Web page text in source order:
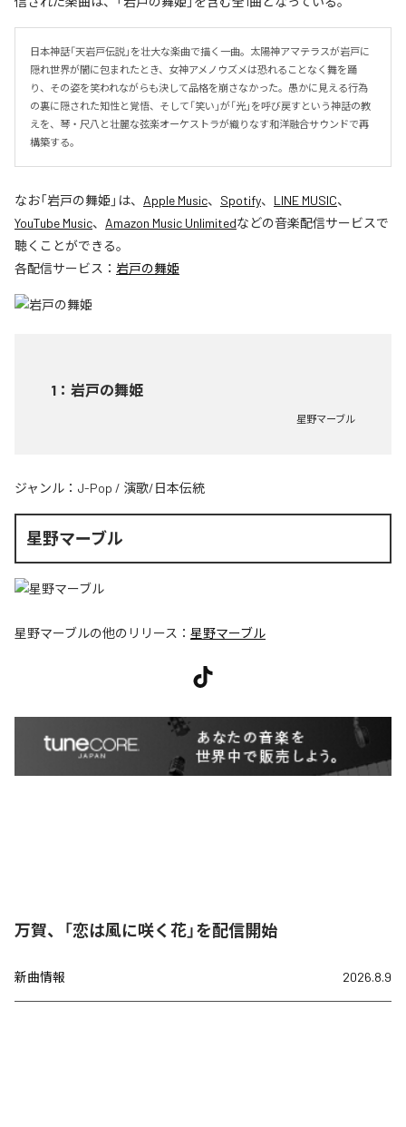
日本神話「天岩戸伝説」を壮大な楽曲で描く一曲。太陽神アマテラスが岩戸に
隠れ世界が闇に包まれたとき、女神アメノウズメは恐れることなく舞を踊
り、その姿を笑われながらも決して品格を崩さなかった。愚かに見える行為
の裏に隠された知性と覚悟、そして「笑い」が「光」を呼び戻すという神話の教
えを、琴・尺八と壮麗な弦楽オーケストラが織りなす和洋融合サウンドで再
構築する。
なお「岩戸の舞姫 」は、 Apple Music、 Spotify、 LINE MUSIC、
YouTube Music、 Amazon Music Unlimitedなどの音楽配信サービスで
聴くことができる。
各配信サービス： 岩戸の舞姫
1 ： 岩戸の舞姫
星野マーブル
ジャンル： J-Pop / 演歌/日本伝統
星野マーブル
星野マーブルの他のリリース： 星野マーブル
万賀、「恋は風に咲く花」を配信開始
新曲情報 2026.8.9